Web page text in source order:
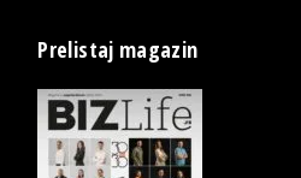
Prelistaj magazin